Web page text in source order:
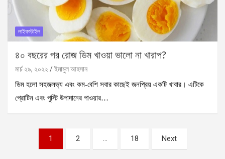
লাইফস্টাইল
৪০ বছরের পর রোজ ডিম খাওয়া ভালো না খারাপ?
মার্চ ২৯, ২০২২
ইমামুল আহসান
ডিম হলো সহজলভ্য এবং কম-বেশি সবার কাছেই জনপ্রিয় একটি খাবার। এটিকে
প্রোটিন এবং পুস্টি উপাদানের পাওয়ার…
pagination
1 2 … 18 Next